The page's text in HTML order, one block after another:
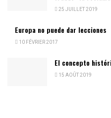
25 JUILLET 2019
Europa no puede dar lecciones
10 FÉVRIER 2017
El concepto
15 AOÛT 2019